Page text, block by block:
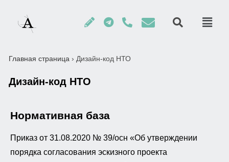
Главная страница › Дизайн-код НТО
Дизайн-код НТО
Нормативная база
Приказ от 31.08.2020 № 39/осн «Об утверждении
порядка согласования эскизного проекта